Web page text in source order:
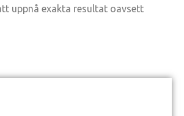
uppnå exakta resultat oavsett